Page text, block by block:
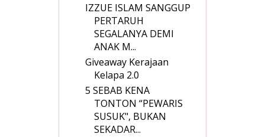
IZZUE ISLAM SANGGUP
PERTARUH
SEGALANYA DEMI
ANAK M...
Giveaway Kerajaan
Kelapa 2.0
5 SEBAB KENA
TONTON “PEWARIS
SUSUK", BUKAN
SEKADAR...